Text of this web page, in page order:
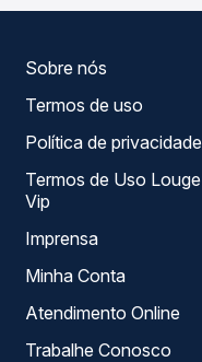
Sobre nós
Termos de uso
Política de privacidade
Termos de Uso Louge
Vip
Imprensa
Minha Conta
Atendimento Online
Trabalhe Conosco